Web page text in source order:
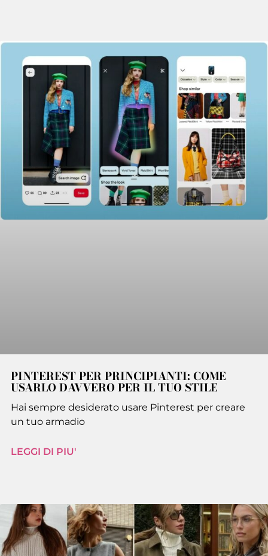
PINTEREST PER PRINCIPIANTI: COME
USARLO DAVVERO PER IL TUO STILE
Hai sempre desiderato usare Pinterest per creare
un tuo armadio
LEGGI DI PIU'